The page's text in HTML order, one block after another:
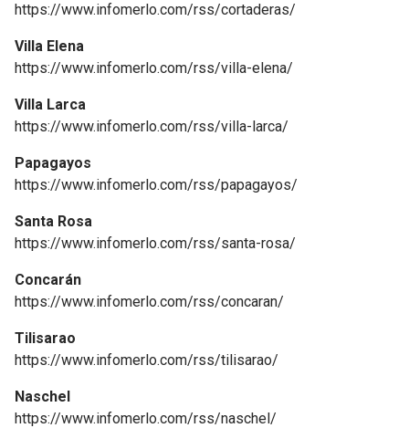
https://www.infomerlo.com/rss/cortaderas/
Villa Elena
https://www.infomerlo.com/rss/villa-elena/
Villa Larca
https://www.infomerlo.com/rss/villa-larca/
Papagayos
https://www.infomerlo.com/rss/papagayos/
Santa Rosa
https://www.infomerlo.com/rss/santa-rosa/
Concarán
https://www.infomerlo.com/rss/concaran/
Tilisarao
https://www.infomerlo.com/rss/tilisarao/
Naschel
https://www.infomerlo.com/rss/naschel/